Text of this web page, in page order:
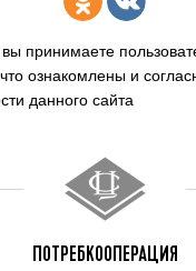
принимаете
что ознакомлены и
данного сайта
ПОТРЕБКООПЕРАЦИЯ